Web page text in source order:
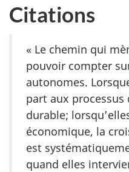
Citations
« Le chemin qui
pouvoir compter
autonomes.
part aux
durable;
économique, la
est
quand elles